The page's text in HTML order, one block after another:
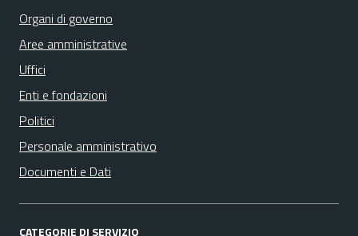
Organi di governo
Aree amministrative
Uffici
Enti e fondazioni
Politici
Personale amministrativo
Documenti e Dati
CATEGORIE DI SERVIZIO